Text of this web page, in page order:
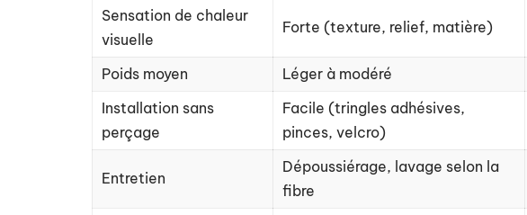
Sensation de chaleur
visuelle
Forte (texture, relief, matière)
Poids moyen
Léger à modéré
Installation sans
perçage
Facile (tringles adhésives,
pinces, velcro)
Entretien
Dépoussiérage, lavage selon la
fibre